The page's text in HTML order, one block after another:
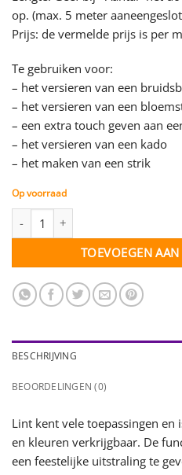
op. (max. 5 meter
Prijs: de vermelde prijs is per
Te gebruiken voor:
– het versieren van een
– het versieren van een
– een extra touch geven aan
– het versieren van een kado
– het maken van een strik
Op voorraad
TOEVOEGEN
BESCHRIJVING
BEOORDELINGEN (0)
Lint kent vele toepassingen
en kleuren verkrijgbaar. De
een feestelijke uitstraling te